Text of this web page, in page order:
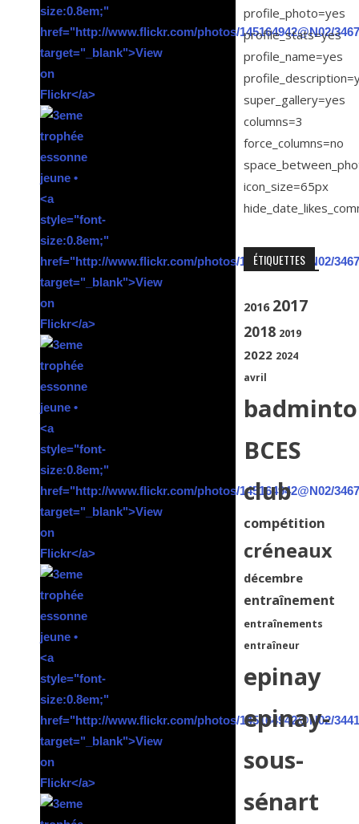
profile_photo=yes
profile_stats=yes
profile_name=yes
super_gallery=yes
columns=3
force_columns=no
icon_size=65px
ÉTIQUETTES
2016 2017
2018 2019
2022 2024
avril
BCES
club
compétition
créneaux
décembre
entraînement
entraînements
entraîneur
epinay
epinay-
sous-
sénart